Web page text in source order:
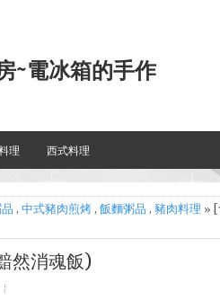
~電冰箱的手作
理 西式料理
, 中式豬肉煎烤 , 飯麵粥品 , 豬肉料理 »
然消魂飯)